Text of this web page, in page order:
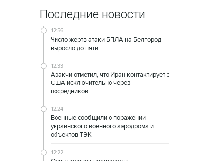
Последние новости
12:56
Число жертв атаки БПЛА на Белгород
выросло до пяти
12:33
Аракчи отметил, что Иран контактирует с
США исключительно через
посредников
12:24
Военные сообщили о поражении
украинского военного аэродрома и
объектов ТЭК
12:22